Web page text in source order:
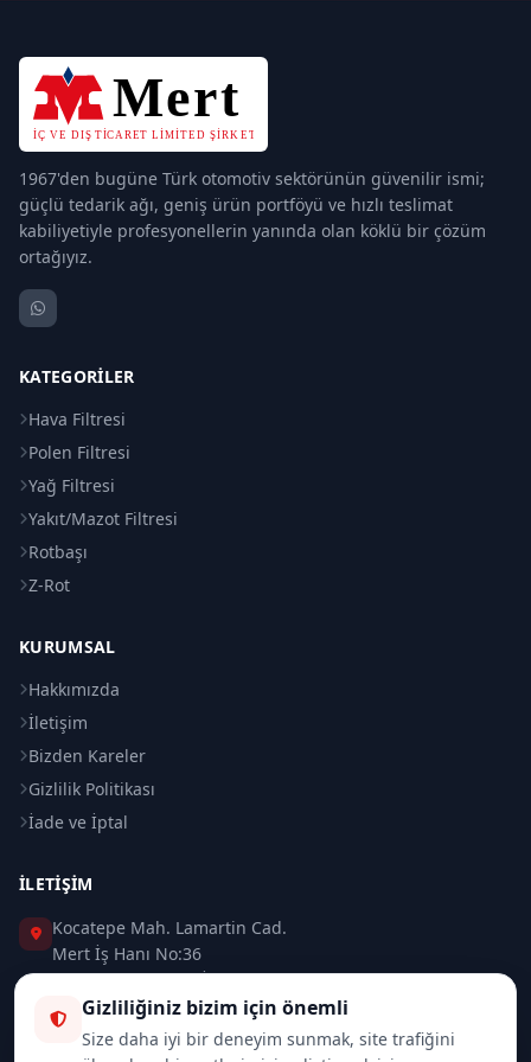
1967'den bugüne Türk otomotiv sektörünün güvenilir ismi;
güçlü tedarik ağı, geniş ürün portföyü ve hızlı teslimat
kabiliyetiyle profesyonellerin yanında olan köklü bir çözüm
ortağıyız.
KATEGORILER
Hava Filtresi
Polen Filtresi
Yağ Filtresi
Yakıt/Mazot Filtresi
Rotbaşı
Z-Rot
KURUMSAL
Hakkımızda
İletişim
Bizden Kareler
Gizlilik Politikası
İade ve İptal
İLETIŞIM
Kocatepe Mah. Lamartin Cad.
Mert İş Hanı No:36
Taksim / Beyoğlu / İSTANBUL
0 (212) 235 37 83
Gizliliğiniz bizim için önemli
Size daha iyi bir deneyim sunmak, site trafiğini